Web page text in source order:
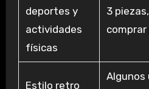
deportes y
actividades
físicas
3
Estilo retro
Algunos